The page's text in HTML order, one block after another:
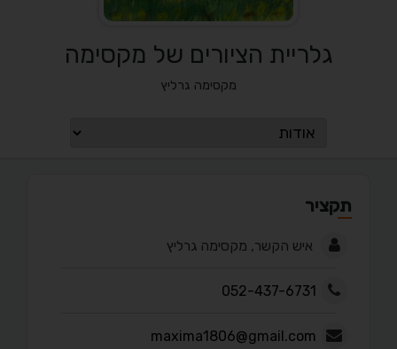
גלריית הציורים של מקסימה
מקסימה גרליץ
תקציר
איש הקשר, מקסימה גרליץ
052-437-6731
maxima1806@gmail.com